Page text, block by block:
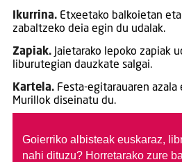
Ikurrina.Etxeetako balkoietan
zabaltzeko deia egin du udalak.
Zapiak.Jaietarako lepoko zapiak
liburutegian dauzkate salgai.
Kartela.Festa-egitarauaren azala
Murillok diseinatu du.
Goierriko albisteak euskaraz,
nahi dituzu? Horretarako zure